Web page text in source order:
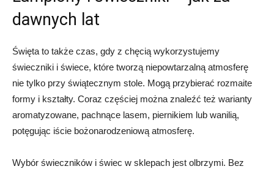
dawnych lat
Święta to także czas, gdy z chęcią wykorzystujemy
świeczniki i świece, które tworzą niepowtarzalną atmosferę
nie tylko przy świątecznym stole. Mogą przybierać rozmaite
formy i kształty. Coraz częściej można znaleźć też warianty
aromatyzowane, pachnące lasem, piernikiem lub wanilią,
potęgując iście bożonarodzeniową atmosferę.
Wybór świeczników i świec w sklepach jest olbrzymi. Bez